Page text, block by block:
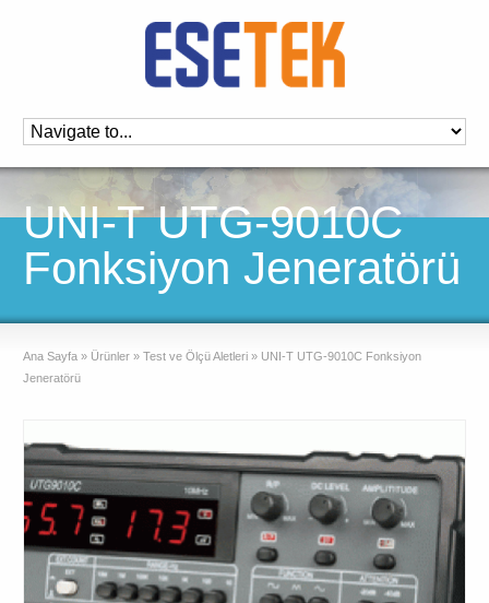
UNI-T UTG-9010C
Fonksiyon Jeneratörü
Ana Sayfa » Ürünler » Test ve Ölçü Aletleri » UNI-T UTG-9010C Fonksiyon
Jeneratörü